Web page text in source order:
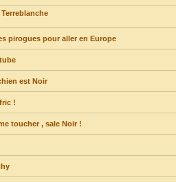
pirogues pour aller en Europe
est Noir
!
toucher , sale Noir !